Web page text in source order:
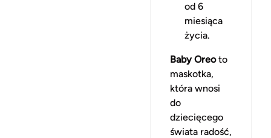
od 6
miesiąca
życia.
Baby Oreoto
maskotka,
która wnosi
do
dziecięcego
świata radość,